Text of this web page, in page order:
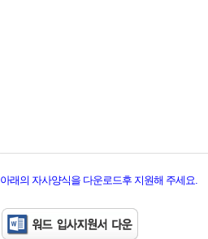
아래의 자사양식을 다운로드후 지원해 주세요.